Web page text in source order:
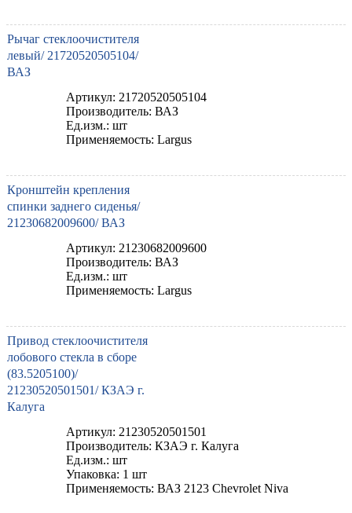
Рычаг стеклоочистителя
левый/ 21720520505104/
ВАЗ
Артикул: 21720520505104
Производитель: ВАЗ
Ед.изм.: шт
Применяемость: Largus
Кронштейн крепления
спинки заднего сиденья/
21230682009600/ ВАЗ
Артикул: 21230682009600
Производитель: ВАЗ
Ед.изм.: шт
Применяемость: Largus
Привод стеклоочистителя
лобового стекла в сборе
(83.5205100)/
21230520501501/ КЗАЭ г.
Калуга
Артикул: 21230520501501
Производитель: КЗАЭ г. Калуга
Ед.изм.: шт
Упаковка: 1 шт
Применяемость: ВАЗ 2123 Chevrolet Niva